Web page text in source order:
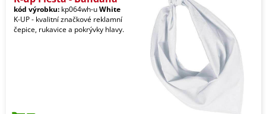
kód výrobku: kp064wh-uWhite
K-UP - kvalitní značkové reklamní
čepice, rukavice a pokrývky hlavy.